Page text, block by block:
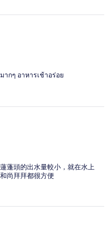
กๆ อาหารเช้าอร่อย
蓬頭的出水量較小，就在水上
尚拜拜都很方便